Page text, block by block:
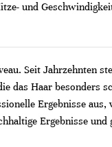
und
Seit Jahrzehnten
das Haar besonders
Ergebnisse
Ergebnisse und